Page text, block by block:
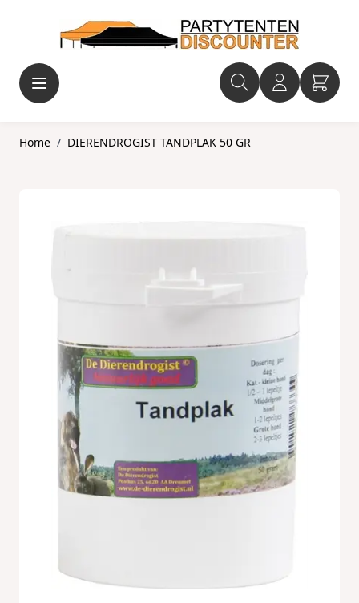
Home / DIERENDROGIST TANDPLAK 50 GR